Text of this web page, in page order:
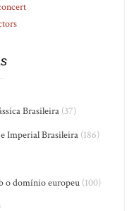
Brasileira (37)
Imperial Brasileira (186)
o domínio europeu(100)